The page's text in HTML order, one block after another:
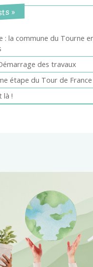
»
: la commune du Tourne
des travaux
étape du Tour de France
là !